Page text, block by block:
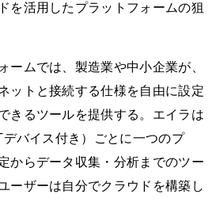
を活用したプラットフォームの狙
ームでは、製造業や中小企業が、
ットと接続する仕様を自由に設定
きるツールを提供する。エイラは
バイス付き）ごとに一つのプ
からデータ収集・分析までのツー
ーザーは自分でクラウドを構築し